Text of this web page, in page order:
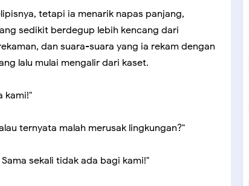
tetapi ia menarik napas panjang,
sedikit berdegup lebih kencang dari
dan suara-suara yang ia rekam dengan
lalu mulai mengalir dari kaset.
kami!"
ternyata malah merusak lingkungan?"
sekali tidak ada bagi kami!"